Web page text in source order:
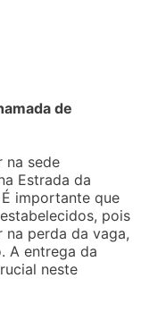
de
na sede
Estrada da
importante que
pois
perda da vaga,
A entrega da
neste